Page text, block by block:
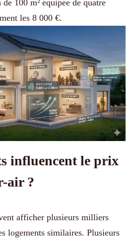
100 m² équipée de quatre
les 8 000 €.
influencent le prix
air ?
afficher plusieurs milliers
logements similaires. Plusieurs